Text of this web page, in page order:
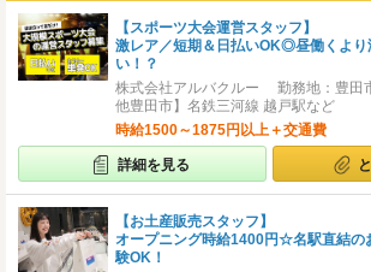
【スポーツ大会運営スタッフ】
激レア／短期＆日払いOK◎昼働くより
い！？
株式会社アルバクルー 勤務地：豊
他豊田市】名鉄三河線 越戸駅など
時給1500～1875円以上＋交通費
詳細を見る
【お土産販売スタッフ】
オープニング時給1400円☆名駅直結
験OK！